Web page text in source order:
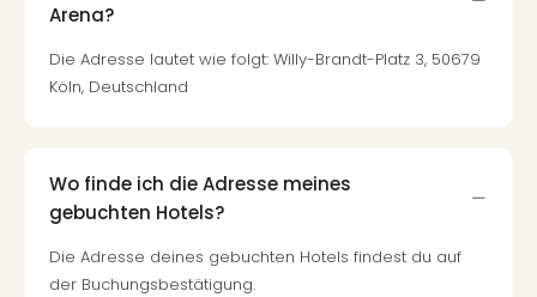
Arena?
Die Adresse lautet wie folgt: Willy-Brandt-Platz 3, 50679
Köln, Deutschland
Wo finde ich die Adresse meines
gebuchten Hotels?
Die Adresse deines gebuchten Hotels findest du auf
der Buchungsbestätigung.